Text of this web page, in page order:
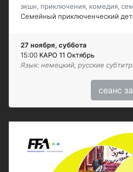
экшн, приключения, комедия,
Семейный приключенческий
27 ноября, суббота
15:00 КАРО 11 Октябрь
Язык: немецкий, русские
сеанс